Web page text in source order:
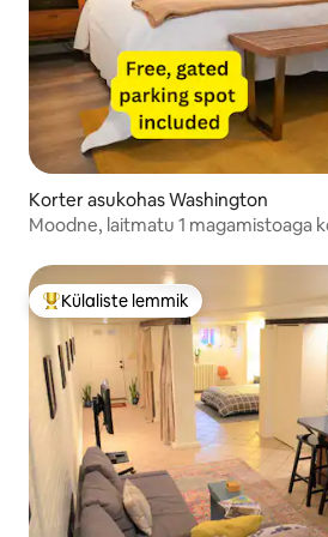
Korter asukohas Washington
Moodne, laitmatu 1 magamistoaga
Külaliste suur lemmik
Külaliste lemmik